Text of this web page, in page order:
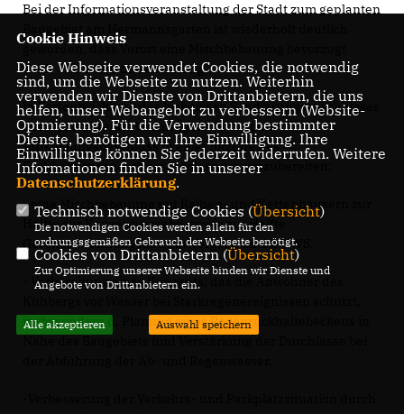
Bei der Informationsveranstaltung der Stadt zum geplanten
Baugebiet am Hermannsgarten ist wiederholt deutlich
geworden, dass Vorort eine Mischbebauung bevorzugt
wird. Wir teilen diese Haltung.
In Fortentwicklung des bisherigen Sondierungsbeschlusses
des Gemeinderats beantragen wir für den
Aufstellungsbeschluss in einer Sitzung des
Fachbereichsausschusses folgendes vorzubereiten:
- eine Mischbebauung mit Reihen- und Kettenhäusern zur
Hälfte zur Konzeptvergabe, sowie zur Hälfte
Geschosswohnungsbau zur Vergabe an die UWS.
- Vorbereitung eines Konzepts, das die Anwohner des
insbesondere d. Planung eines Regenrückhaltebeckens in
Cookie Hinweis
Diese Webseite verwendet Cookies, die notwendig
sind, um die Webseite zu nutzen. Weiterhin
verwenden wir Dienste von Drittanbietern, die uns
helfen, unser Webangebot zu verbessern (Website-
Optmierung). Für die Verwendung bestimmter
Dienste, benötigen wir Ihre Einwilligung. Ihre
Einwilligung können Sie jederzeit widerrufen. Weitere
Informationen finden Sie in unserer
Datenschutzerklärung.
Technisch notwendige Cookies (Übersicht)
Die notwendigen Cookies werden allein für den
ordnungsgemäßen Gebrauch der Webseite benötigt.
Cookies von Drittanbietern (Übersicht)
Zur Optimierung unserer Webseite binden wir Dienste und
Angebote von Drittanbietern ein.
Alle akzeptieren Auswahl speichern